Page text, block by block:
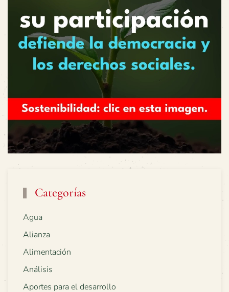
Categorías
Agua
Alianza
Alimentación
Análisis
Aportes para el desarrollo